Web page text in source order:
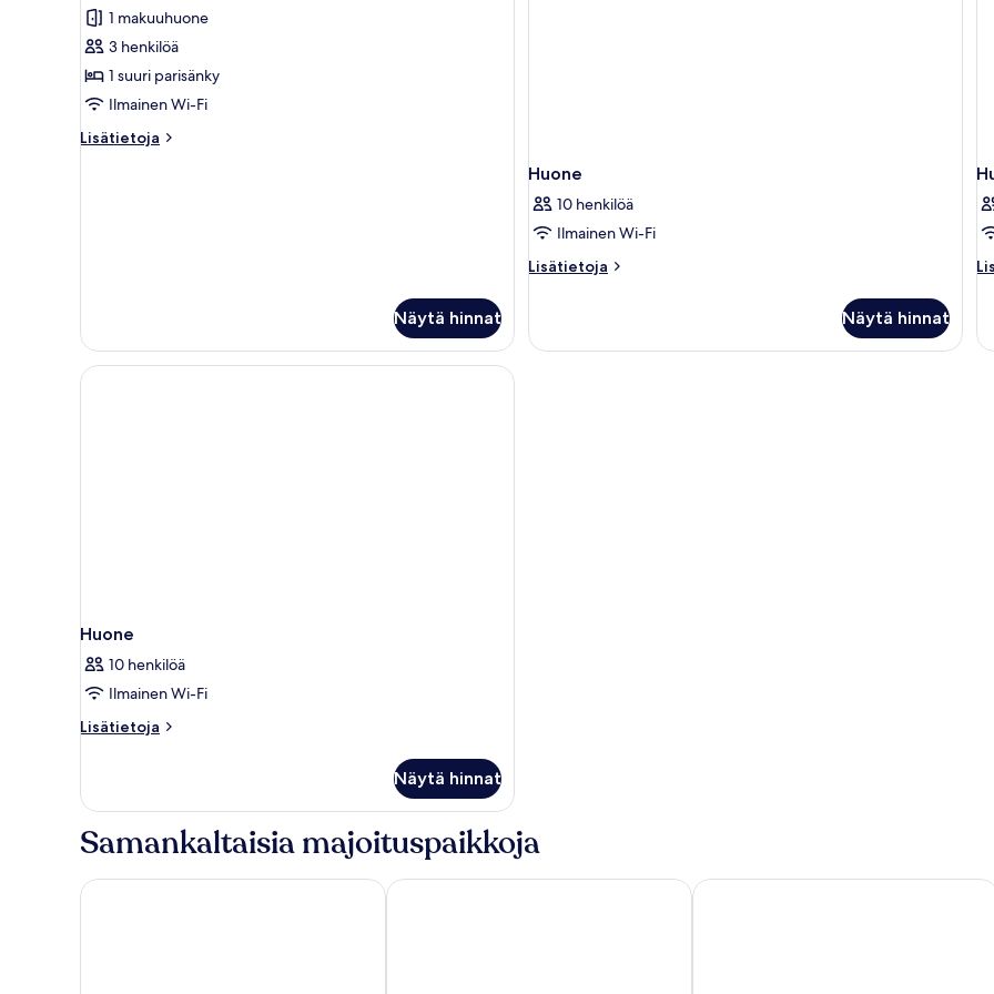
huoneisto,
1
makuuhuone
(KLCC
kuvat
1 makuuhuone
3 henkilöä
1 suuri parisänky
Ilmainen Wi-Fi
Lisätietoja
Lisätietoja
Näytä hinnat
Huone
10 henkilöä
Ilmainen Wi-Fi
Lisätietoja
Lisätietoja
Näytä hinnat
Huone
10 henkilöä
Ilmainen Wi-Fi
Lisätietoja
Lisätietoja
Näytä hinnat
Samankaltaisia majoituspaikkoja
Traders Hotel Kuala Lumpur Star Suites KLCC Pan Pacific Serviced Suites Kuala